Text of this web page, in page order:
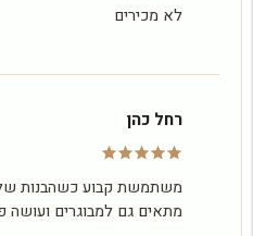
לא מכירים
רחל כהן
משתמשת קבוע כשהבנות
מתאים גם למבוגרים ועושה